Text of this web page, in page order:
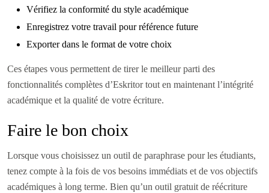
Vérifiez la conformité du style académique
Enregistrez votre travail pour référence future
Exporter dans le format de votre choix
Ces étapes vous permettent de tirer le meilleur parti des
fonctionnalités complètes d’Eskritor tout en maintenant l’intégrité
académique et la qualité de votre écriture.
Faire le bon choix
Lorsque vous choisissez un outil de paraphrase pour les étudiants,
tenez compte à la fois de vos besoins immédiats et de vos objectifs
académiques à long terme. Bien qu’un outil gratuit de réécriture